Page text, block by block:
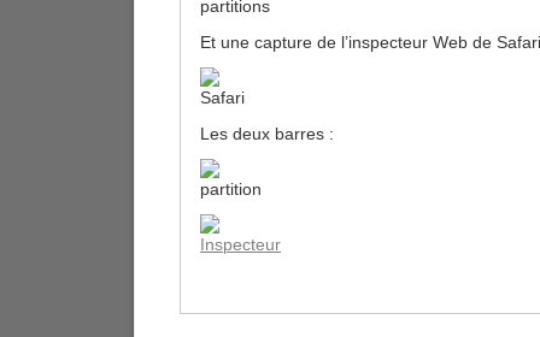
Et une capture de l’inspecteur Web de
Les deux barres :